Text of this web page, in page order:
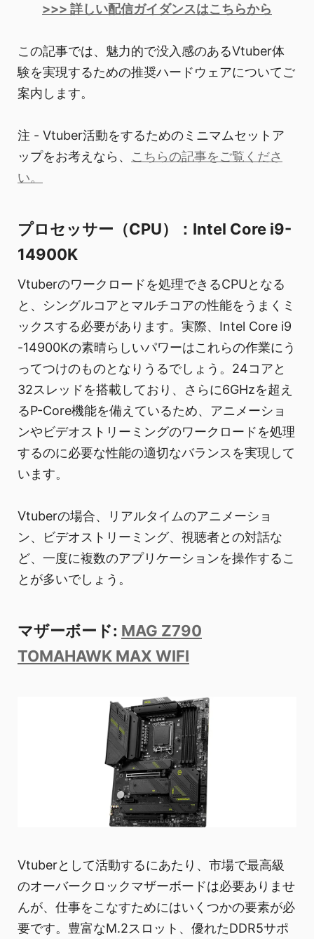
>>> 詳しい配信ガイダンスはこちらから
この記事では、魅力的で没入感のあるVtuber体
験を実現するための推奨ハードウェアについてご
案内します。
注 - Vtuber活動をするためのミニマムセットア
ップをお考えなら、 こちらの記事をご覧くださ
い。
プロセッサー（CPU）：Intel Core i9-
14900K
Vtuberのワークロードを処理できるCPUとなる
と、シングルコアとマルチコアの性能をうまくミ
ックスする必要があります。実際、Intel Core i9
-14900Kの素晴らしいパワーはこれらの作業にう
ってつけのものとなりうるでしょう。24コアと
32スレッドを搭載しており、さらに6GHzを超え
るP-Core機能を備えているため、アニメーショ
ンやビデオストリーミングのワークロードを処理
するのに必要な性能の適切なバランスを実現して
います。
Vtuberの場合、リアルタイムのアニメーショ
ン、ビデオストリーミング、視聴者との対話な
ど、一度に複数のアプリケーションを操作するこ
とが多いでしょう。
マザーボード: MAG Z790
TOMAHAWK MAX WIFI
Vtuberとして活動するにあたり、市場で最高級
のオーバークロックマザーボードは必要ありませ
んが、仕事をこなすためにはいくつかの要素が必
要です。豊富なM.2スロット、優れたDDR5サポ